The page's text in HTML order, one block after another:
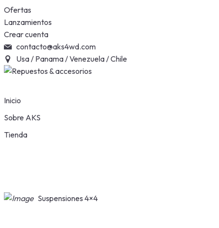
Skip
to
content
Ofertas
Lanzamientos
Crear cuenta
contacto@aks4wd.com
Usa / Panama / Venezuela / Chile
Inicio
Sobre AKS
Tienda
Suspensiones 4×4